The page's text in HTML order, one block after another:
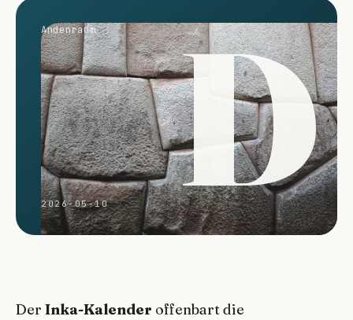
Andenraum D
2026-05-10
Der Inka-Kalender offenbart die